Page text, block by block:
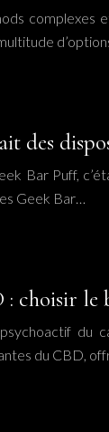
complexes
des
Bar Puff,
Geek Bar…
: choisir
du
du CBD,